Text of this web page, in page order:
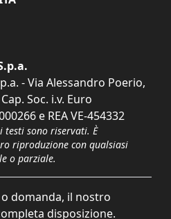
- Via Alessandro Poerio,
Soc. i.v. Euro
e REA VE-454332
sono riservati. È
riproduzione con qualsiasi
o parziale.
domanda, il nostro
disposizione.